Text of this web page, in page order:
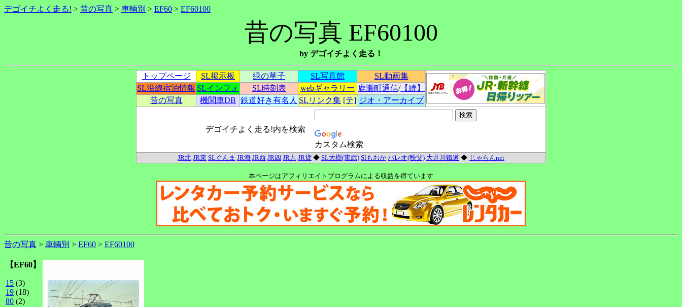
デゴイチよく走る! > 昔の写真 > 車輌別 > EF60 > EF60100
昔の写真 EF60100
by デゴイチよく走る！
トップページ SL掲示板 緑の草子 SL写真館
SL動画集
SL沿線宿泊情報 SLインフォ SL時刻表 webギャラリー 鹿瀬町通信/【続】
昔の写真
機関車DB 鉄道好き有名人 SLリンク集 [テ] ジオ・アーカイブ
デゴイチよく走る!内を検索
カスタム検索
JR北 JR東 SLぐんま JR海 JR西 JR四 JR九 JR貨 ◆ SL大樹(東武) Slもおか パレオ(秩父) 大井川鐵道 ◆ じゃらんnet
本ページはアフィリエイトプログラムによる収益を得ています
昔の写真 > 車輌別 > EF60 > EF60100
【EF60】
15 (3)
19 (18)
80 (2)